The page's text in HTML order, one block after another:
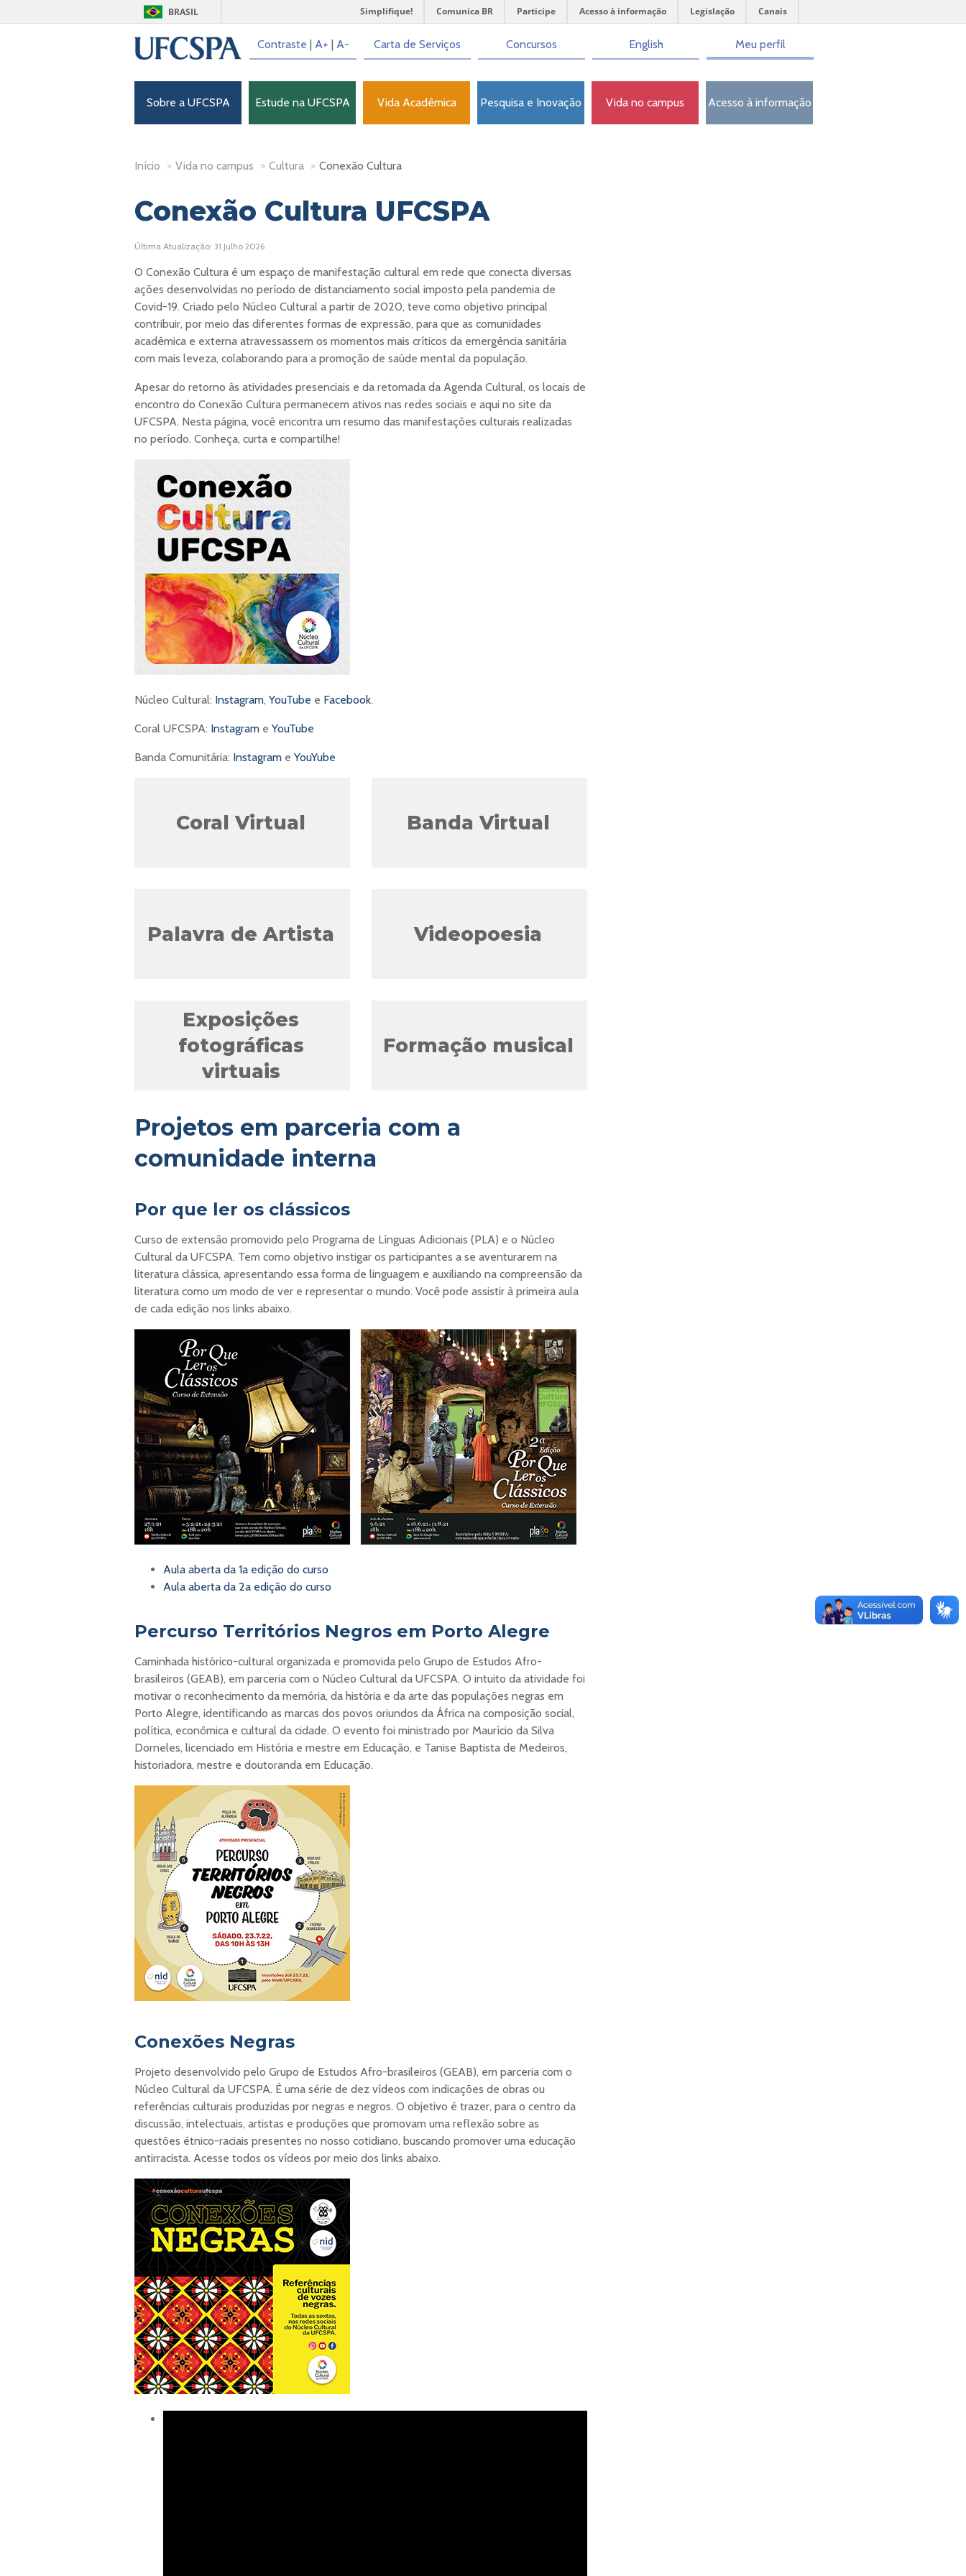
BRASIL Simplifique! Comunica BR Participe Acesso à informação Legislação Canais
Contraste | A+ | A- Carta de Serviços Concursos English Meu perfil
Sobre a UFCSPA Estude na UFCSPA Vida Acadêmica Pesquisa e Inovação Vida no campus Acesso à informação
Início > Vida no campus > Cultura > Conexão Cultura
Conexão Cultura UFCSPA
Última Atualização: 31 Julho 2026
O Conexão Cultura é um espaço de manifestação cultural em rede que conecta diversas
ações desenvolvidas no período de distanciamento social imposto pela pandemia de
Covid-19. Criado pelo Núcleo Cultural a partir de 2020, teve como objetivo principal
contribuir, por meio das diferentes formas de expressão, para que as comunidades
acadêmica e externa atravessassem os momentos mais críticos da emergência sanitária
com mais leveza, colaborando para a promoção de saúde mental da população.
Apesar do retorno às atividades presenciais e da retomada da Agenda Cultural, os locais de
encontro do Conexão Cultura permanecem ativos nas redes sociais e aqui no site da
UFCSPA. Nesta página, você encontra um resumo das manifestações culturais realizadas
no período. Conheça, curta e compartilhe!
Núcleo Cultural: Instagram, YouTube e Facebook.
Coral UFCSPA: Instagram e YouTube
Banda Comunitária: Instagram e YouYube
Coral Virtual Banda Virtual
Palavra de Artista Videopoesia
Exposições
fotográficas
virtuais
Formação musical
Projetos em parceria com a
comunidade interna
Por que ler os clássicos
Curso de extensão promovido pelo Programa de Línguas Adicionais (PLA) e o Núcleo
Cultural da UFCSPA. Tem como objetivo instigar os participantes a se aventurarem na
literatura clássica, apresentando essa forma de linguagem e auxiliando na compreensão da
literatura como um modo de ver e representar o mundo. Você pode assistir à primeira aula
de cada edição nos links abaixo.
Aula aberta da 1a edição do curso
Aula aberta da 2a edição do curso
Percurso Territórios Negros em Porto Alegre
Caminhada histórico-cultural organizada e promovida pelo Grupo de Estudos Afro-
brasileiros (GEAB), em parceria com o Núcleo Cultural da UFCSPA. O intuito da atividade foi
motivar o reconhecimento da memória, da história e da arte das populações negras em
Porto Alegre, identificando as marcas dos povos oriundos da África na composição social,
política, econômica e cultural da cidade. O evento foi ministrado por Maurício da Silva
Dorneles, licenciado em História e mestre em Educação, e Tanise Baptista de Medeiros,
historiadora, mestre e doutoranda em Educação.
Conexões Negras
Projeto desenvolvido pelo Grupo de Estudos Afro-brasileiros (GEAB), em parceria com o
Núcleo Cultural da UFCSPA. É uma série de dez vídeos com indicações de obras ou
referências culturais produzidas por negras e negros. O objetivo é trazer, para o centro da
discussão, intelectuais, artistas e produções que promovam uma reflexão sobre as
questões étnico-raciais presentes no nosso cotidiano, buscando promover uma educação
antirracista. Acesse todos os vídeos por meio dos links abaixo.